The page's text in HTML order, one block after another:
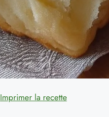
Imprimer la recette